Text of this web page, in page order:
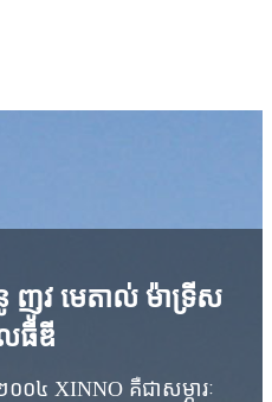
ញូវ មេតាល់ ម៉ាទ្រីស
ធីឌី
២០០៤ XINNO គឺជាសម្ភារៈ